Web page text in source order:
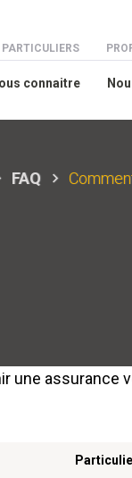
Menu
PARTICULIERS
connaitre
FAQ
une assurance